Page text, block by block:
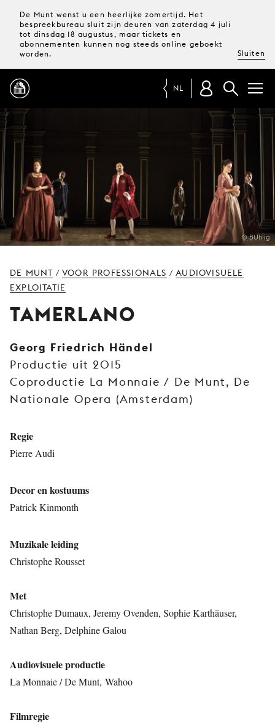
De Munt wenst u een heerlijke zomertijd. Het
bespreekbureau sluit zijn deuren van zaterdag 4 juli
tot dinsdag 18 augustus, maar tickets en
abonnementen kunnen nog steeds online geboekt
worden.
Sluiten
TICKETS &
ABONNEMENTEN
UW
NL
© BUhlig
DE MUNT /VOOR PROFESSIONALS /AUDIOVISUELE
EXPLOITATIE
TAMERLANO
Georg Friedrich Händel
Productie uit 2015
Coproductie La Monnaie / De Munt, De
Nationale Opera (Amsterdam)
Regie
Pierre Audi
Decor en kostuums
Patrick Kinmonth
Muzikale leiding
Christophe Rousset
Met
Christophe Dumaux, Jeremy Ovenden, Sophie Karthäuser,
Nathan Berg, Delphine Galou
Audiovisuele productie
La Monnaie / De Munt, Wahoo
Filmregie